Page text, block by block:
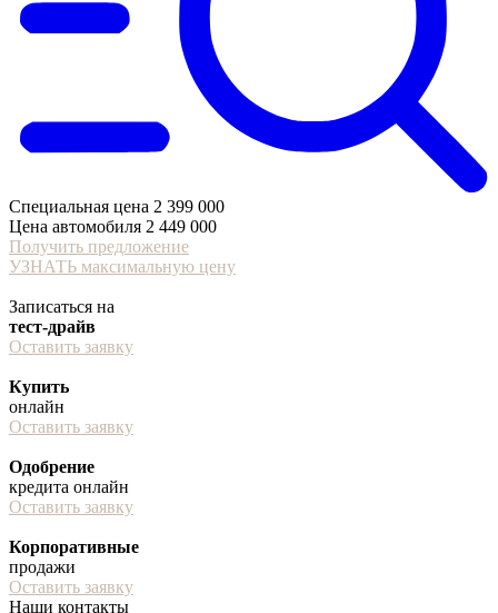
Специальная цена 2 399 000
Цена автомобиля 2 449 000
Получить предложение
УЗНАТЬ максимальную цену
Записаться на
тест-драйв
Оставить заявку
Купить
онлайн
Оставить заявку
Одобрение
кредита онлайн
Оставить заявку
Корпоративные
продажи
Оставить заявку
Наши контакты